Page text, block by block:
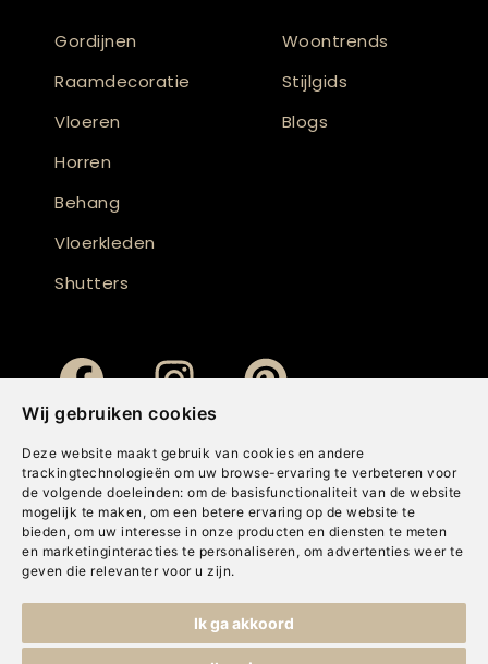
Wij gebruiken cookies
Deze website maakt gebruik van cookies en andere
trackingtechnologieën om uw browse-ervaring te verbeteren voor
de volgende doeleinden: om de basisfunctionaliteit van de website
mogelijk te maken , om een betere ervaring op de website te
bieden, om uw interesse in onze producten en diensten te meten
en marketinginteracties te personaliseren , om advertenties weer te
geven die relevanter voor u zijn.
Ik ga akkoord
Gordijnen
Raamdecoratie
Vloeren
Horren
Behang
Vloerkleden
Shutters
Woontrends
Stijlgids
Blogs
Cookies